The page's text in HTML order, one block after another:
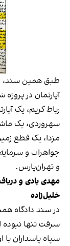
طبق همین سند،
آپارتمان در
رباط کریم، یک
سهروردی، یک
جواهرات و
و تهران‌پارس.
مهدی بادی و
خلیل‌زاده
در سند دادگاه
سرقت تنها نبوده
سپاه پاسداران